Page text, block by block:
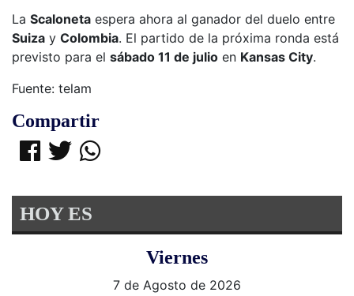
La Scaloneta espera ahora al ganador del duelo entre
Suiza y Colombia. El partido de la próxima ronda está
previsto para el sábado 11 de julio en Kansas City.
Fuente: telam
Compartir
HOY ES
Viernes
7 de Agosto de 2026